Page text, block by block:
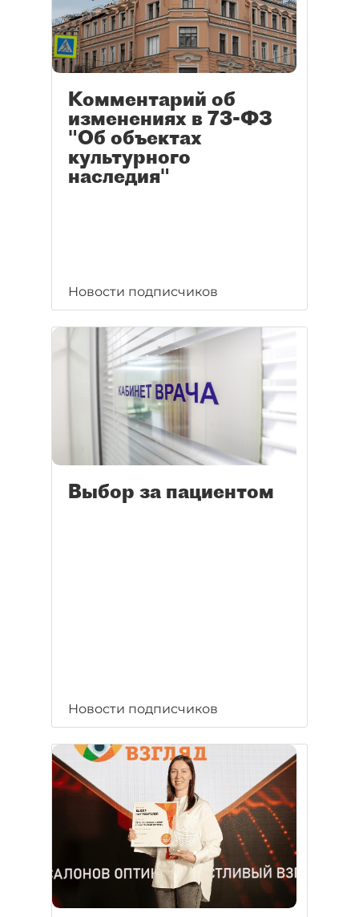
Комментарий об
изменениях в 73-ФЗ
"Об объектах
культурного
наследия"
Новости подписчиков
Выбор за пациентом
Новости подписчиков